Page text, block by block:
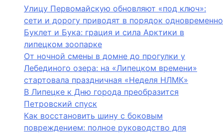
Улицу Первомайскую обновляют «под ключ»:
сети и дорогу приводят в порядок одновременно
Буклет и Бука: грация и сила Арктики в
липецком зоопарке
От ночной смены в домне до прогулки у
Лебединого озера: на «Липецком времени»
стартовала праздничная «Неделя НЛМК»
В Липецке к Дню города преобразится
Петровский спуск
Как восстановить шину с боковым
повреждением: полное руководство для